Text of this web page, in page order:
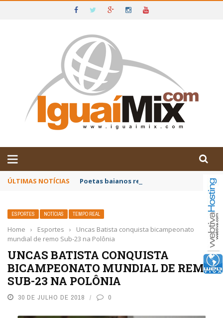
IGUAÍ E SUDOESTE DA BAHIA
ÚLTIMAS NOTÍCIAS Poetas baianos representam o Brasil no
ESPORTES NOTÍCIAS TEMPO REAL
Home › Esportes ›
Uncas Batista conquista bicampeonato
mundial de remo Sub-23 na Polônia
UNCAS BATISTA CONQUISTA
BICAMPEONATO MUNDIAL DE REMO
SUB-23 NA POLÔNIA
30 DE JULHO DE 2018 0